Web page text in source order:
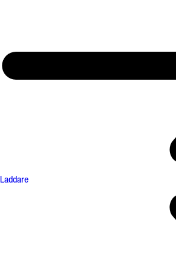
Laddare